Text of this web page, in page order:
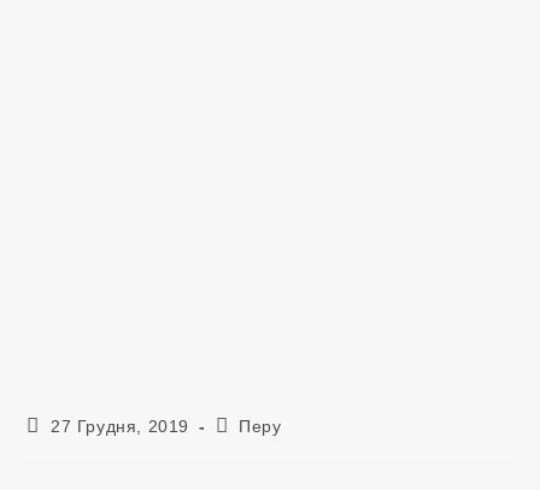
Запис27 Грудня, 2019
Категорія
Перу